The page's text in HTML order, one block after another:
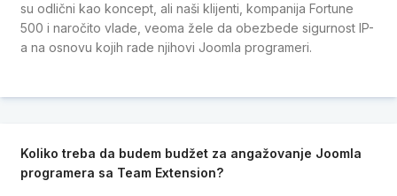
su odlični kao koncept, ali naši klijenti, kompanija Fortune
500 i naročito vlade, veoma žele da obezbede sigurnost IP-
a na osnovu kojih rade njihovi Joomla programeri.
Koliko treba da budem budžet za angažovanje Joomla
programera sa Team Extension?